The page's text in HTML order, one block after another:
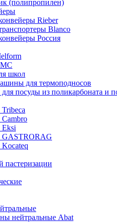
(полипропилен)
Rieber
Blanco
Россия
школ
для термоподносов
посуды из поликарбоната и
Eksi
GASTRORAG
пастеризации
нейтральные Abat